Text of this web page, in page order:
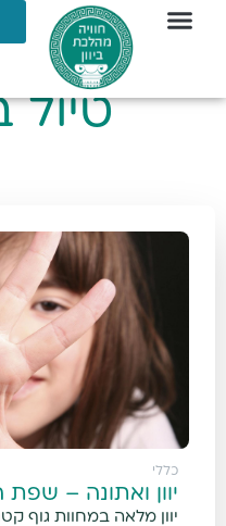
טיול
כללי
יוון ואתונה – שפת
יוון מלאה במחוות גוף